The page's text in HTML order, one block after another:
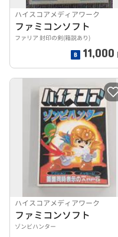
ハイスコアメディアワーク
ファミコンソフト
ファリア 封印の剣(箱説あり)
11,000
ハイスコアメディアワーク
ファミコンソフト
ゾンビハンター